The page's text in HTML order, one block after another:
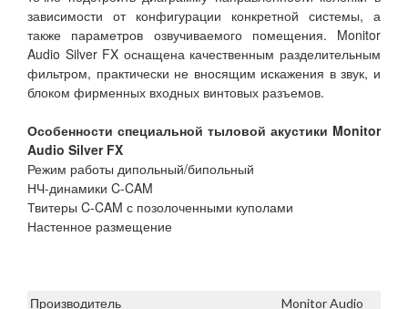
зависимости от конфигурации конкретной системы, а
также параметров озвучиваемого помещения. Monitor
Audio Silver FX оснащена качественным разделительным
фильтром, практически не вносящим искажения в звук, и
блоком фирменных входных винтовых разъемов.
Особенности специальной тыловой акустики Monitor
Audio Silver FX
Режим работы дипольный/бипольный
НЧ-динамики C-CAM
Твитеры C-CAM с позолоченными куполами
Настенное размещение
Производитель Monitor Audio